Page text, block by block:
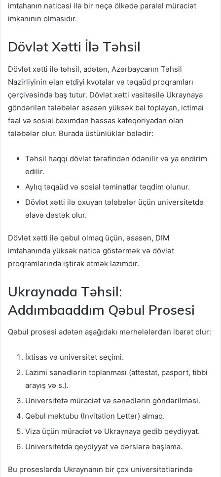
imtahanın nəticəsi ilə bir neçə ölkədə paralel müraciət
imkanının olmasıdır.
Dövlət Xətti İlə Təhsil
Dövlət xətti ilə təhsil, adətən, Azərbaycanın Təhsil
Nazirliyinin elan etdiyi kvotalar və təqaüd proqramları
çərçivəsində baş tutur. Dövlət xətti vasitəsilə Ukraynaya
göndərilən tələbələr əsasən yüksək bal toplayan, ictimai
fəal və sosial baxımdan həssas kateqoriyadan olan
tələbələr olur. Burada üstünlüklər belədir:
Təhsil haqqı dövlət tərəfindən ödənilir və ya endirim
edilir.
Aylıq təqaüd və sosial təminatlar təqdim olunur.
Dövlət xətti ilə oxuyan tələbələr üçün universitetdə
əlavə dəstək olur.
Dövlət xətti ilə qəbul olmaq üçün, əsasən, DIM
imtahanında yüksək nəticə göstərmək və dövlət
proqramlarında iştirak etmək lazımdır.
Ukraynada Təhsil:
Addımbaaddım Qəbul Prosesi
Qəbul prosesi adətən aşağıdakı mərhələlərdən ibarət olur:
İxtisas və universitet seçimi.
Lazımi sənədlərin toplanması (attestat, pasport, tibbi
arayış və s.).
Universitetə müraciət və sənədlərin göndərilməsi.
Qəbul məktubu (Invitation Letter) almaq.
Viza üçün müraciət və Ukraynaya gedib qeydiyyat.
Universitetdə qeydiyyat və dərslərə başlama.
Bu proseslərdə Ukraynanın bir çox universitetlərində